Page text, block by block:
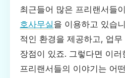
최근들어 많은 프리랜서들이
호사무실을 이용하고 있습
적인 환경을 제공하고, 업
장점이 있죠. 그렇다면 이
프리랜서들의 이야기는 어